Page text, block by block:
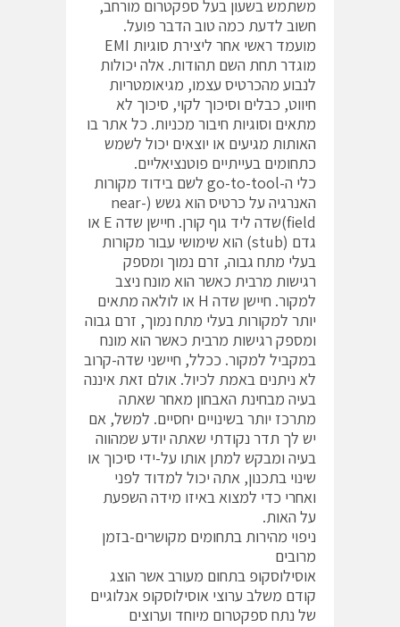
משתמש בשעון בעל ספקטרום מורחב,
חשוב לדעת כמה טוב הדבר פועל.
מועמד ראשי אחר ליצירת סוגיות EMI
מוגדר תחת השם תהודות. אלה יכולות
לנבוע מהכרטיס עצמו, מגיאומטריות
חיווט, כבלים וסיכוך לקוי, סיכוך לא
מתאים וסוגיות חיבור מכניות. כל אתר בו
האותות מגיעים או יוצאים יכול לשמש
כתחומים בעייתיים פוטנציאליים.
כלי ה-go-to-tool לשם בידוד מקורות
האנרגיה על כרטיס הוא גשש (near-
field)שדה ליד גוף קורן. חיישן שדה E או
גדם (stub) הוא שימושי עבור מקורות
בעלי מתח גבוה, זרם נמוך ומספק
רגישות מרבית כאשר הוא מונח ניצב
למקור. חיישן שדה H או לולאה מתאים
יותר למקורות בעלי מתח נמוך, זרם גבוה
ומספק רגישות מרבית כאשר הוא מונח
במקביל למקור. ככלל, חיישני שדה-קרוב
לא ניתנים באמת לכיול. אולם זאת איננה
בעיה מבחינת האבחון מאחר שאתה
מתרכז יותר בשינויים יחסיים. למשל, אם
יש לך תדר נקודתי שאתה יודע שמהווה
בעיה ומבקש למתן אותו על-ידי סיכוך או
שינוי בתכנון, אתה יכול למדוד לפני
ואחרי כדי למצוא באיזו מידה השפעת
על האות.
ניפוי מהירות בתחומים מקושרים-בזמן
מרובים
אוסילוסקופ בתחום מעורב אשר הוצג
קודם משלב ערוצי אוסילוסקופ אנלוגיים
של נתח ספקטרום מיוחד וערוצים